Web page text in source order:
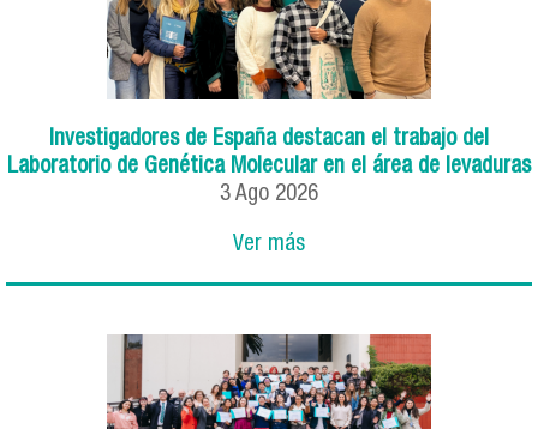
Investigadores de España destacan el trabajo del
Laboratorio de Genética Molecular en el área de levaduras
3 Ago 2026
Ver más